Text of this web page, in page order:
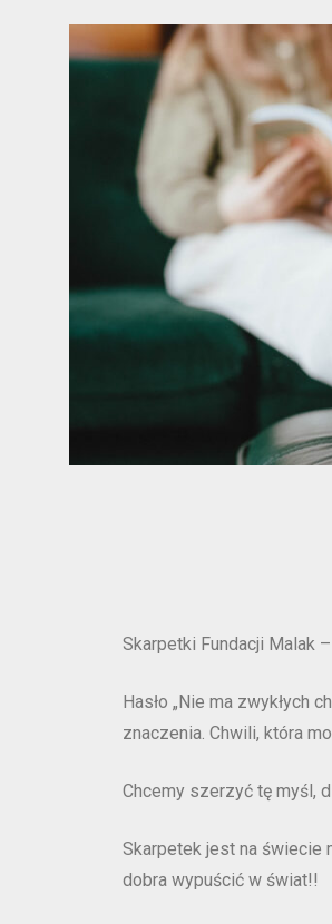
Skarpetki Fundacji Malak
Hasło „Nie ma zwykłych
znaczenia. Chwili, która
Chcemy szerzyć tę myśl,
Skarpetek jest na świecie
dobra wypuścić w świat!!